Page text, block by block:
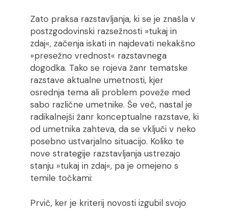
Zato praksa razstavljanja, ki se je znašla v
postzgodovinski razsežnosti »tukaj in
zdaj«, začenja iskati in najdevati nekakšno
»presežno vrednost« razstavnega
dogodka. Tako se rojeva žanr tematske
razstave aktualne umetnosti, kjer
osrednja tema ali problem poveže med
sabo različne umetnike. Še več, nastal je
radikalnejši žanr konceptualne razstave, ki
od umetnika zahteva, da se vključi v neko
posebno ustvarjalno situacijo. Koliko te
nove strategije razstavljanja ustrezajo
stanju »tukaj in zdaj«, pa je omejeno s
temile točkami:
Prvič, ker je kriterij novosti izgubil svojo